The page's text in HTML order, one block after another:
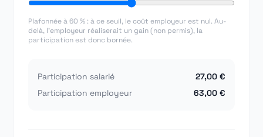
Plafonnée à60 % : à ce seuil, le coût employeur est nul. Au-
delà, l'employeur réaliserait un gain (non permis), la
participation est donc bornée.
Participation salarié
27,00 €
Participation employeur
63,00 €